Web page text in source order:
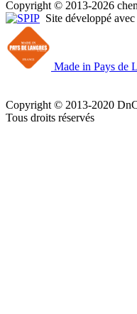
Copyright © 2013-2026
Site développé
Made in Pays de
Copyright © 2013-2020
Tous droits réservés